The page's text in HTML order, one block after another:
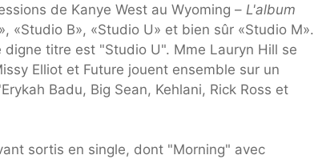
de Kanye West au Wyoming – L'album
«Studio B», «Studio U» et bien sûr «Studio M».
titre est "Studio U". Mme Lauryn Hill se
Elliot et Future jouent ensemble sur un
Badu, Big Sean, Kehlani, Rick Ross et
sortis en single, dont "Morning" avec